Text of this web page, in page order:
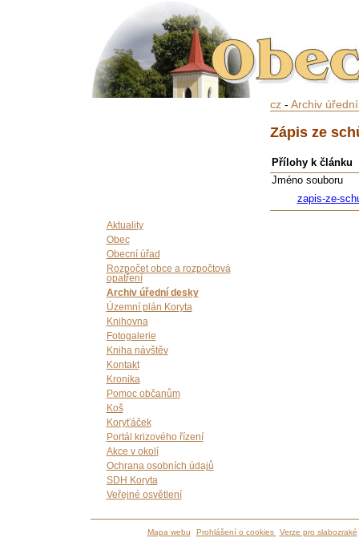
Aktuality
Obec
Obecní úřad
Rozpočet obce a rozpočtová
opatření
Archiv úřední desky
Územní plán Koryta
Knihovna
Fotogalerie
Kniha návštěv
Kontakt
Kronika
Pomoc občanům
Koš
Koryťáček
Portál krizového řízení
Akce v okolí
Ochrana osobních údajů
SDH Koryta
Veřejné osvětlení
cz- Archiv
Zápis ze
Přílohy k článku
Jméno souboru
zapis-ze-
Mapa webu Prohlášení o cookies Verze pro slabozraké